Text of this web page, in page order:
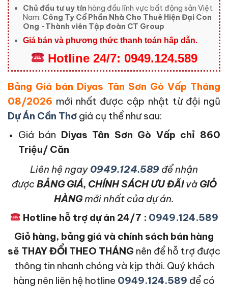
Chủ đầu tư uy tín hàng đầu lĩnh vực bất động sản Việt
Nam: Công Ty Cổ Phần Nhà Cho Thuê Hiện Đại Con
Ong -Thành viên Tập đoàn CT Group
Giá bán và phương thức thanh toán hấp dẫn.
Hotline24/7: 0949.124.589
Bảng Giá bán Diyas Tân Sơn Gò Vấp Tháng
08/2026 mới nhất được cập nhật từ đội ngũ
Dự Án Cần Thơ giá cụ thể như sau:
Giá bán Diyas Tân Sơn Gò Vấp chỉ 860
Triệu/ Căn
Liên hệ ngay 0949.124.589 để nhận
được BẢNG GIÁ, CHÍNH SÁCH ƯU ĐÃIvàGIỎ
HÀNGmới nhất của dự án.
Hotline hỗ trợ dự án 24/7 : 0949.124.589
Giỏ hàng, bảng giá và chính sách bán hàng
sẽ THAY ĐỔI THEO THÁNG nên để hỗ trợ được
thông tin nhanh chóng và kịp thời. Quý khách
hàng nên liên hệ hotline 0949.124.589 để có